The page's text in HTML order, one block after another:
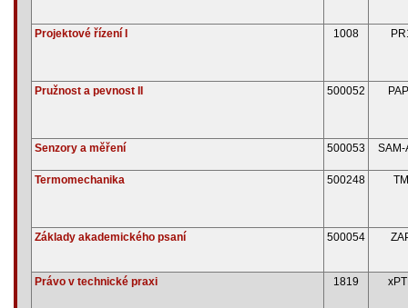
Projektové řízení I 1008
Pružnost a pevnost II 500052
Senzory a měření 500053 SAM-
Termomechanika 500248 TM
Základy akademického psaní 500054
Právo v technické praxi 1819